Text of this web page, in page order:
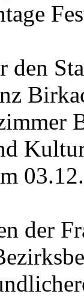
den
der